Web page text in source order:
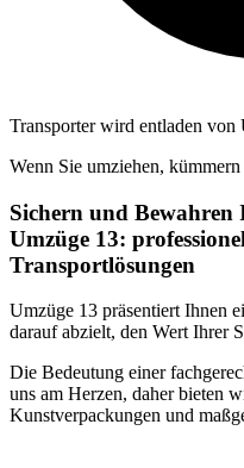
Transporter wird entladen von
Wenn Sie umziehen,
Sichern und
Umzüge 13:
Transportlösungen
Umzüge 13 präsentiert Ihnen
darauf abzielt, den Wert Ihrer
Die Bedeutung einer
uns am Herzen, daher bieten
Kunstverpackungen und